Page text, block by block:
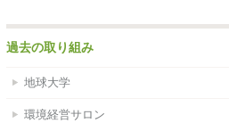
過去の取り組み
地球大学
環境経営サロン